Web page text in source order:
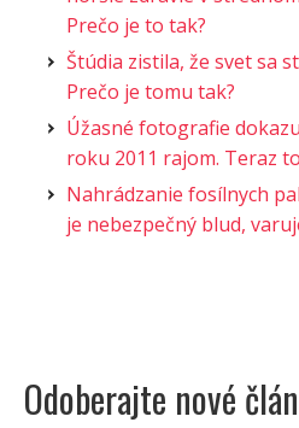
Prečo je to tak?
Štúdia zistila, že svet sa
Prečo je tomu tak?
Úžasné fotografie
roku 2011 rajom. Teraz
Nahrádzanie fosílnych
je nebezpečný blud,
Odoberajte nové